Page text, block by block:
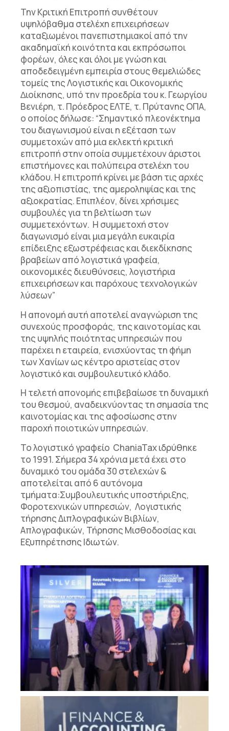
Την Κριτική Επιτροπή συνθέτουν
υψηλόβαθμα στελέχη επιχειρήσεων
καταξιωμένοι πανεπιστημιακοί από την
ακαδημαϊκή κοινότητα και εκπρόσωποι
φορέων, όλες και όλοι με γνώση και
αποδεδειγμένη εμπειρία στους θεμελιώδες
τομείς της Λογιστικής και Οικονοµικής
∆ιοίκησης, υπό την προεδρία του κ. Γεωργίου
Βενιέρη, τ. Πρόεδρος ΕΛΤΕ, τ. Πρύτανης ΟΠΑ,
ο οποίος δήλωσε: “Σημαντικό πλεονέκτημα
του διαγωνισμού είναι η εξέταση των
συμμετοχών από μια εκλεκτή κριτική
επιτροπή στην οποία συμμετέχουν άριστοι
επιστήμονες και πολύπειρα στελέχη του
κλάδου. Η επιτροπή κρίνει με βάση τις αρχές
της αξιοπιστίας, της αμεροληψίας και της
αξιοκρατίας. Επιπλέον, δίνει χρήσιμες
συμβουλές για τη βελτίωση των
συμμετεχόντων. Η συμμετοχή στον
διαγωνισμό είναι μια μεγάλη ευκαιρία
επίδειξης εξωστρέφειας και διεκδίκησης
βραβείων απόλογιστικά γραφεία,
οικονομικές διευθύνσεις, λογιστήρια
επιχειρήσεων και παρόχους τεχνολογικών
λύσεων”
Η απονομή αυτή αποτελεί αναγνώριση της
συνεχούς προσφοράς, της καινοτομίας και
της υψηλής ποιότητας υπηρεσιώνπου
παρέχει η εταιρεία, ενισχύοντας τη φήμη
των Χανίων ως κέντρο αριστείας στον
λογιστικό και συμβουλευτικό κλάδο.
Η τελετή απονομής επιβεβαίωσε τη δυναμική
του θεσμού, αναδεικνύοντας τη σημασία της
καινοτομίας και της αφοσίωσης στην
παροχή ποιοτικών υπηρεσιών.
Το λογιστικό γραφείο ChaniaTaxιδρύθηκε
το 1991. Σήμερα 34 χρόνια μετά έχει στο
δυναμικό του ομάδα 30 στελεχών&
αποτελείται από 6 αυτόνομα
τμήματα:Συμβουλευτικής υποστήριξης,
Φοροτεχνικών υπηρεσιών, Λογιστικής
τήρησηςΔιπλογραφικώνΒιβλίων,
Απλογραφικών, Τήρησης Μισθοδοσίας και
Εξυπηρέτησης Ιδιωτών.